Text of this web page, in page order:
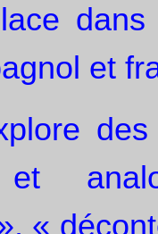
et
et
«